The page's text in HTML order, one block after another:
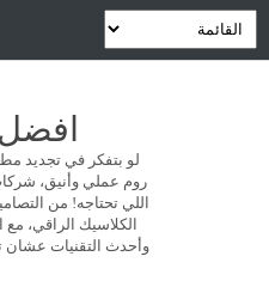
لو بتفكر في تجديد
روم عملي وأنيق،
اللي تحتاجه! من
الكلاسيك الراقي،
وأحدث التقنيات